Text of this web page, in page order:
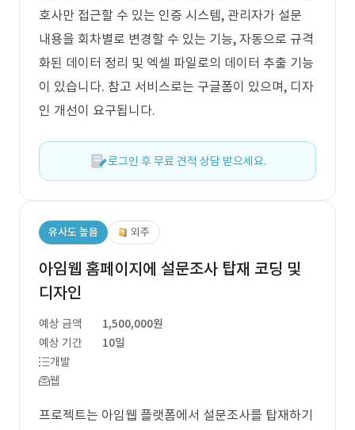
호사만 접근할 수 있는 인증 시스템, 관리자가 설문
내용을 회차별로 변경할 수 있는 기능, 자동으로 규격
화된 데이터 정리 및 엑셀 파일로의 데이터 추출 기능
이 있습니다. 참고 서비스로는 구글폼이 있으며, 디자
인 개선이 요구됩니다.
로그인 후 무료 견적 상담 받으세요.
유사도 높음 외주
아임웹 홈페이지에 설문조사 탑재 코딩 및
디자인
예상 금액
1,500,000원
예상 기간
10일
개발
웹
프로젝트는 아임웹 플랫폼에서 설문조사를 탑재하기